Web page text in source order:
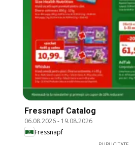
Fressnapf Catalog
06.08.2026- 19.08.2026
Fressnapf